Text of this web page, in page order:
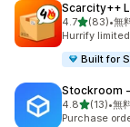
Scarcity++
4.75つ星中
(83)
合計レビュー
•無
Hurrify
Built for
Stockroom
4.85つ星中
(13)
合計レビュー数
•無
Purchase